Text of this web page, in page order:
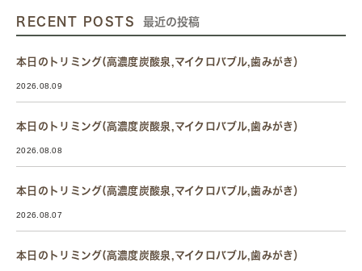
RECENT POSTS 最近の投稿
本日のトリミング(高濃度炭酸泉,マイクロバブル,歯みがき）
2026.08.09
本日のトリミング(高濃度炭酸泉,マイクロバブル,歯みがき）
2026.08.08
本日のトリミング(高濃度炭酸泉,マイクロバブル,歯みがき）
2026.08.07
本日のトリミング(高濃度炭酸泉,マイクロバブル,歯みがき）